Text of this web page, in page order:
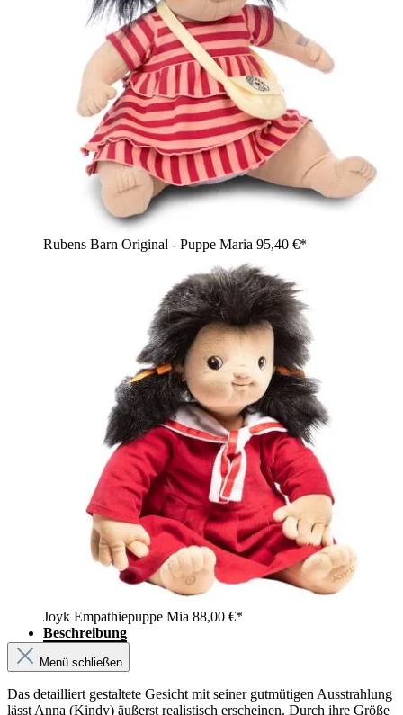
Rubens Barn Original - Puppe Maria 95,40 €*
Joyk Empathiepuppe Mia 88,00 €*
Beschreibung
Menü schließen
Das detailliert gestaltete Gesicht mit seiner gutmütigen Ausstrahlung
lässt Anna (Kindy) äußerst realistisch erscheinen. Durch ihre Größe